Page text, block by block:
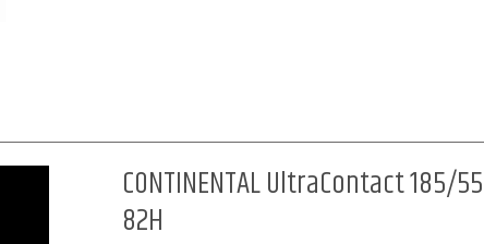
CONTINENTAL UltraContact 185/
82H